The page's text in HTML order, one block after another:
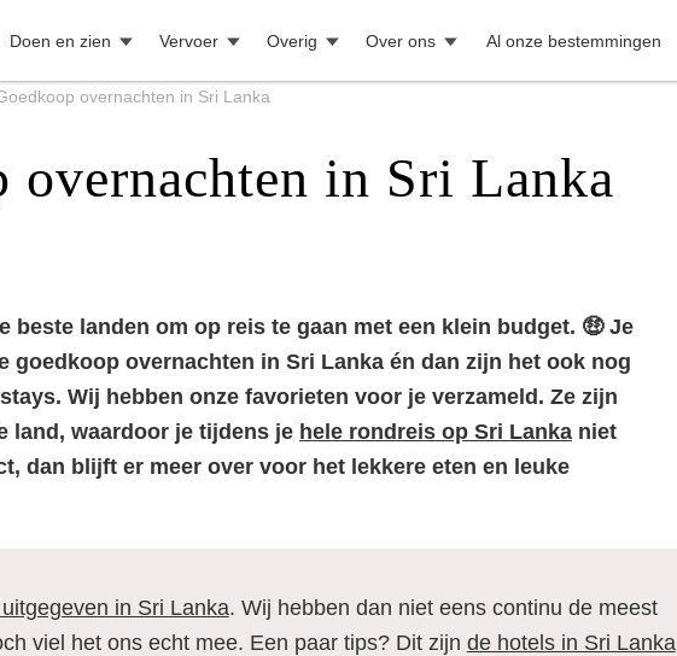
Doen en zien Vervoer Overig Over ons Al onze bestemmingen
overnachten in Sri Lanka
overnachten in Sri Lanka
beste landen om op reis te gaan met een klein budget. 🤑 Je
goedkoop overnachten in Sri Lanka én dan zijn het ook nog
Wij hebben onze favorieten voor je verzameld. Ze zijn
land, waardoor je tijdens je hele rondreis op Sri Lanka niet
dan blijft er meer over voor het lekkere eten en leuke
in Sri Lanka. Wij hebben dan niet eens continu de meest
viel het ons echt mee. Een paar tips? Dit zijn de hotels in Sri Lanka